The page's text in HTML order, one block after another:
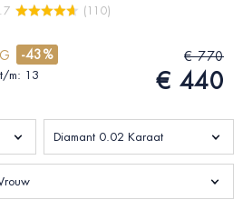
(110)
-43%
m: 13
€ 770
€ 440
Diamant 0.02 Karaat